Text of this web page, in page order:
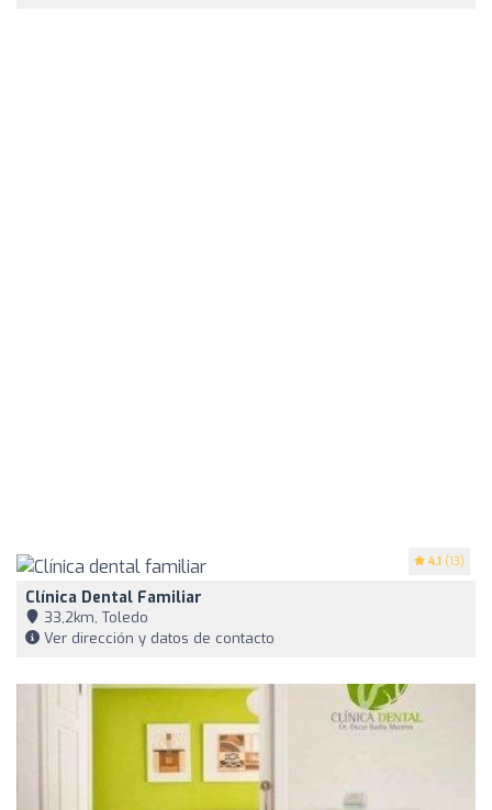
4.1 (13)
Clínica Dental Familiar
33,2km, Toledo
Ver dirección y datos de contacto